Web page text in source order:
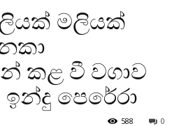
මලියක්
කළ වී වගාව
පෙරේරා
0
588